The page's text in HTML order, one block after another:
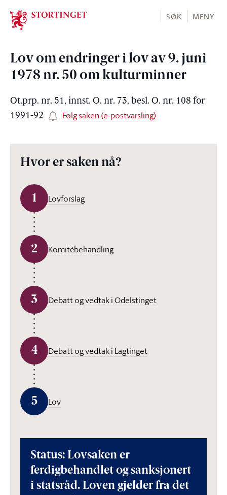
Stortinget.no
SØK MENY
Lov om endringer i lov av 9. juni
1978 nr. 50 om kulturminner
Ot.prp. nr. 51, innst. O. nr. 73, besl. O. nr. 108 for
1991-92
Følg saken (e-postvarsling)
Hvor er saken nå?
1 Lovforslag
2 Komitébehandling
3 Debatt og vedtak i Odelstinget
4 Debatt og vedtak i Lagtinget
5 Lov
Status: Lovsaken er
ferdigbehandlet og sanksjonert
i statsråd. Loven gjelder fra det